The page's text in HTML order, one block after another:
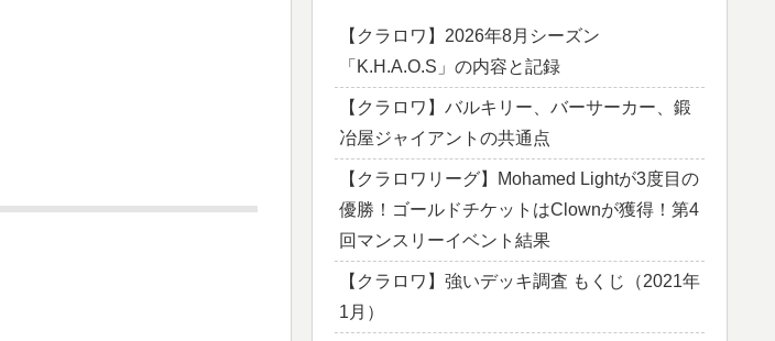
【クラロワ】2026年8月シーズン
「K.H.A.O.S」の内容と記録
【クラロワ】バルキリー、バーサーカー、鍛
冶屋ジャイアントの共通点
【クラロワリーグ】Mohamed Lightが3度目の
優勝！ゴールドチケットはClownが獲得！第4
回マンスリーイベント結果
【クラロワ】強いデッキ調査 もくじ（2021年
1月）